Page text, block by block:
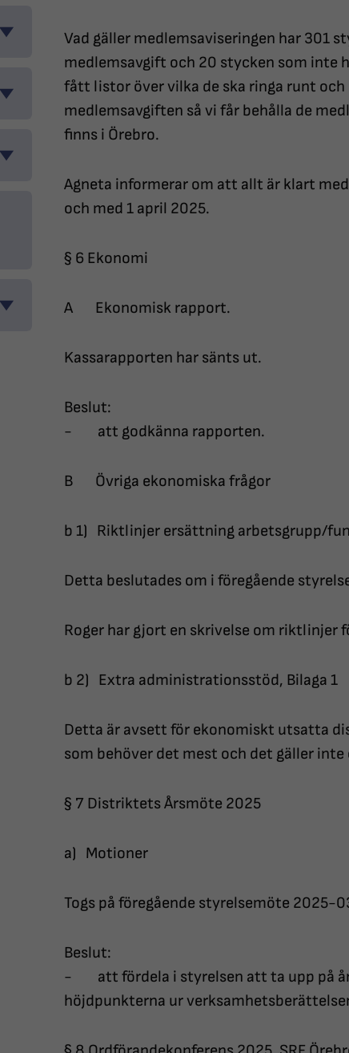
Vad gäller medlemsaviseringen har 301
medlemsavgift och 20 stycken som inte
fått listor över vilka de ska ringa runt
medlemsavgiften så vi får behålla de
finns i Örebro.
Agneta informerar om att allt är klart
och med 1 april 2025.
§ 6 Ekonomi
A Ekonomisk rapport.
Kassarapporten har sänts ut.
Beslut:
- att godkänna rapporten.
B Övriga ekonomiska frågor
b 1) Riktlinjer ersättning arbetsgrupp/
Detta beslutades om i föregående
Roger har gjort en skrivelse om riktlinjer
b 2) Extra administrationsstöd, Bilaga 1
Detta är avsett för ekonomiskt utsatta
som behöver det mest och det gäller inte
§ 7 Distriktets Årsmöte 2025
a) Motioner
Togs på föregående styrelsemöte 2025-
Beslut:
- att fördela i styrelsen att ta upp på
höjdpunkterna ur